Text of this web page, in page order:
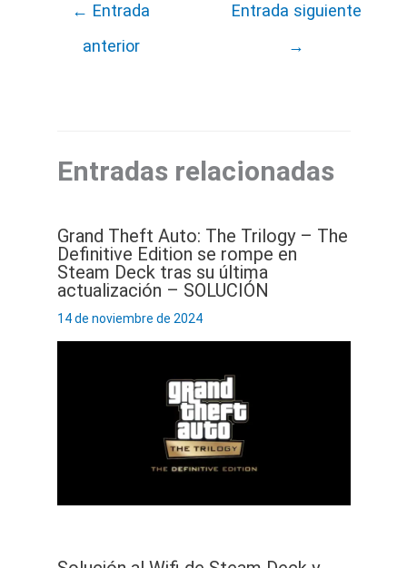
← Entrada
anterior
Entrada siguiente
→
Entradas relacionadas
Grand Theft Auto: The Trilogy – The
Definitive Edition se rompe en
Steam Deck tras su última
actualización – SOLUCIÓN
14 de noviembre de 2024